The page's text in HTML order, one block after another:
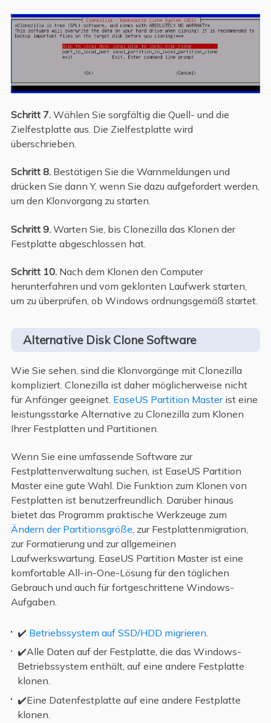
Schritt 7.Wählen Sie sorgfältig die Quell- und die
Zielfestplatte aus. Die Zielfestplatte wird
überschrieben.
Schritt 8.Bestätigen Sie die Warnmeldungen und
drücken Sie dann Y, wenn Sie dazu aufgefordert werden,
um den Klonvorgang zu starten.
Schritt 9.Warten Sie, bis Clonezilla das Klonen der
Festplatte abgeschlossen hat.
Schritt 10.Nach dem Klonen den Computer
herunterfahren und vom geklonten Laufwerk starten,
um zu überprüfen, ob Windows ordnungsgemäß startet.
Alternative Disk Clone Software
Wie Sie sehen, sind die Klonvorgänge mit Clonezilla
kompliziert. Clonezilla ist daher möglicherweise nicht
für Anfänger geeignet. EaseUS Partition Masterist eine
leistungsstarke Alternative zu Clonezilla zum Klonen
Ihrer Festplatten und Partitionen.
Wenn Sie eine umfassende Software zur
Festplattenverwaltung suchen, ist EaseUS Partition
Master eine gute Wahl. Die Funktion zum Klonen von
Festplatten ist benutzerfreundlich. Darüber hinaus
bietet das Programm praktische Werkzeuge zum
Ändern der Partitionsgröße, zur Festplattenmigration,
zur Formatierung und zur allgemeinen
Laufwerkswartung. EaseUS Partition Master ist eine
komfortable All-in-One-Lösung für den täglichen
Gebrauch und auch für fortgeschrittene Windows-
Aufgaben.
✔️ Betriebssystem auf SSD/HDD migrieren
✔️Alle Daten auf der Festplatte, die das Windows-
Betriebssystem enthält, auf eine andere Festplatte
klonen.
✔️Eine Datenfestplatte auf eine andere Festplatte
klonen.